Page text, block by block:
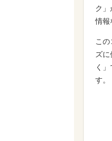
ク
情報
こ
ズ
く
す。